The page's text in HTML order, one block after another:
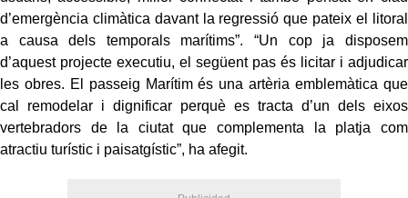
d’emergència climàtica davant la regressió que pateix el litoral
a causa dels temporals marítims”. “Un cop ja disposem
d’aquest projecte executiu, el següent pas és licitar i adjudicar
les obres. El passeig Marítim és una artèria emblemàtica que
cal remodelar i dignificar perquè es tracta d’un dels eixos
vertebradors de la ciutat que complementa la platja com
atractiu turístic i paisatgístic”, ha afegit.